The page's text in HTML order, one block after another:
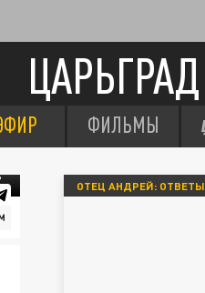
ЦАРЬГРАД
ФИЛЬМЫ
ОТЕЦ АНДРЕЙ: ОТВЕТЫ